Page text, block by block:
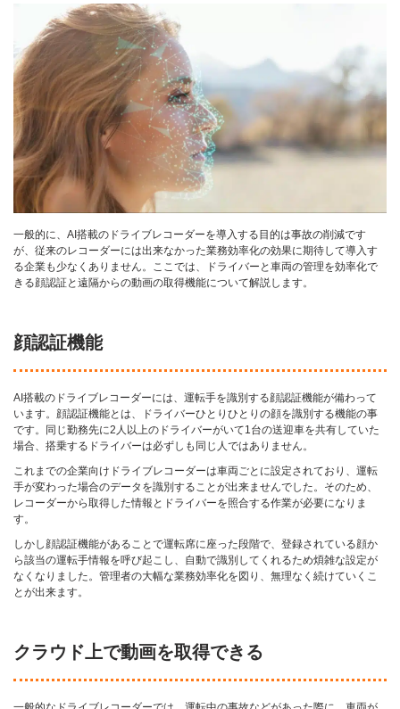
一般的に、AI搭載のドライブレコーダーを導入する目的は事故の削減です
が、従来のレコーダーには出来なかった業務効率化の効果に期待して導入す
る企業も少なくありません。ここでは、ドライバーと車両の管理を効率化で
きる顔認証と遠隔からの動画の取得機能について解説します。
顔認証機能
AI搭載のドライブレコーダーには、運転手を識別する顔認証機能が備わって
います。顔認証機能とは、ドライバーひとりひとりの顔を識別する機能の事
です。同じ勤務先に2人以上のドライバーがいて1台の送迎車を共有していた
場合、搭乗するドライバーは必ずしも同じ人ではありません。
これまでの企業向けドライブレコーダーは車両ごとに設定されており、運転
手が変わった場合のデータを識別することが出来ませんでした。そのため、
レコーダーから取得した情報とドライバーを照合する作業が必要になりま
す。
しかし顔認証機能があることで運転席に座った段階で、登録されている顔か
ら該当の運転手情報を呼び起こし、自動で識別してくれるため煩雑な設定が
なくなりました。管理者の大幅な業務効率化を図り、無理なく続けていくこ
とが出来ます。
クラウド上で動画を取得できる